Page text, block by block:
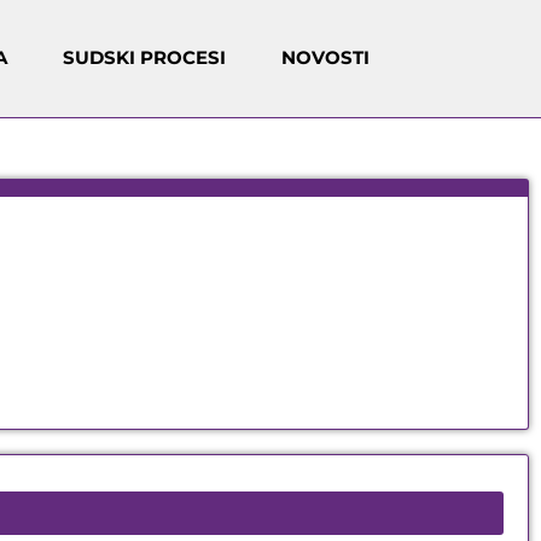
SUDSKI PROCESI NOVOSTI